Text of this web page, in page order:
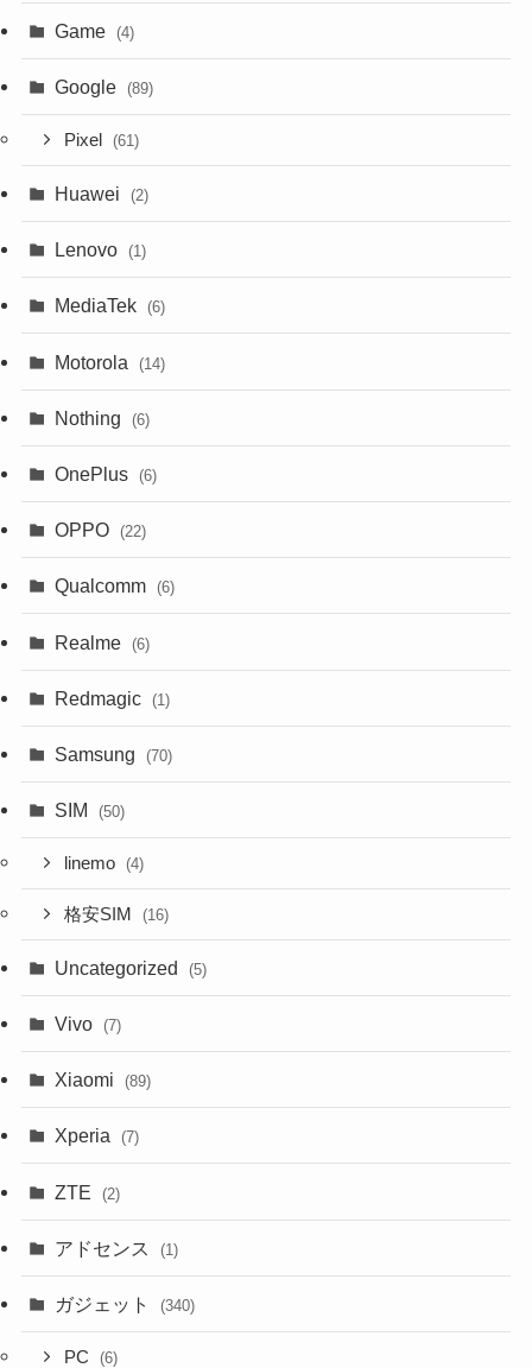
Game (4)
Google (89)
Pixel (61)
Huawei (2)
Lenovo (1)
MediaTek (6)
Motorola (14)
Nothing (6)
OnePlus (6)
OPPO (22)
Qualcomm (6)
Realme (6)
Redmagic (1)
Samsung (70)
SIM (50)
linemo (4)
格安SIM (16)
Uncategorized (5)
Vivo (7)
Xiaomi (89)
Xperia (7)
ZTE (2)
アドセンス (1)
ガジェット (340)
PC (6)